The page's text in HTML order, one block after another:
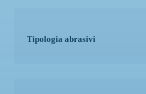
Tipologia abrasivi